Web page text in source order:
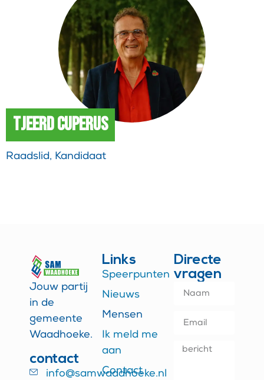
Tjeerd Cuperus
Raadslid, Kandidaat
Jouw partij
in de
gemeente
Waadhoeke.
contact
info@samwaadhoeke.nl
Links
Speerpunten
Nieuws
Mensen
Ik meld me
aan
Contact
Directe
vragen